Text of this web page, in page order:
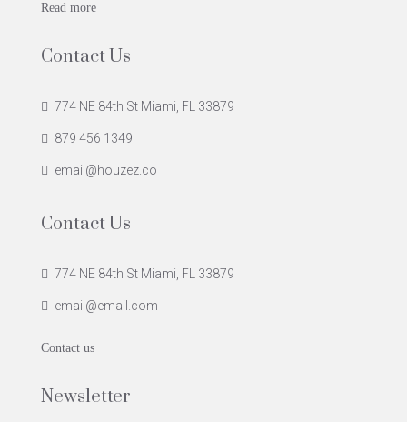
Read more
Contact Us
774 NE 84th St Miami, FL 33879
879 456 1349
email@houzez.co
Contact Us
774 NE 84th St Miami, FL 33879
email@email.com
Contact us
Newsletter